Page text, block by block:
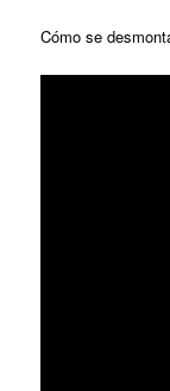
Cómo se